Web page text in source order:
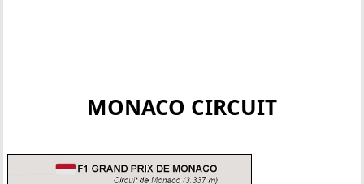
MONACO CIRCUIT